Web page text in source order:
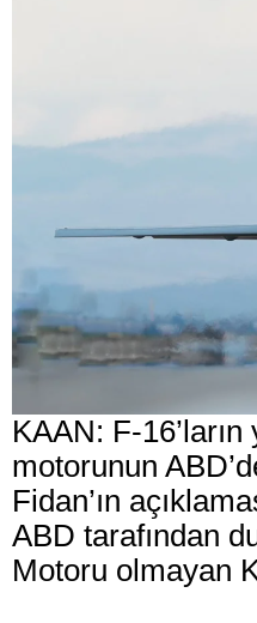
KAAN: F-
motorunun
Fidan’ın
ABD tarafından
Motoru olmayan